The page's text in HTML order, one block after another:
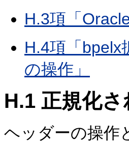
H.3項「
H.4項「
の操作」
H.1 正規化
ヘッダーの操作